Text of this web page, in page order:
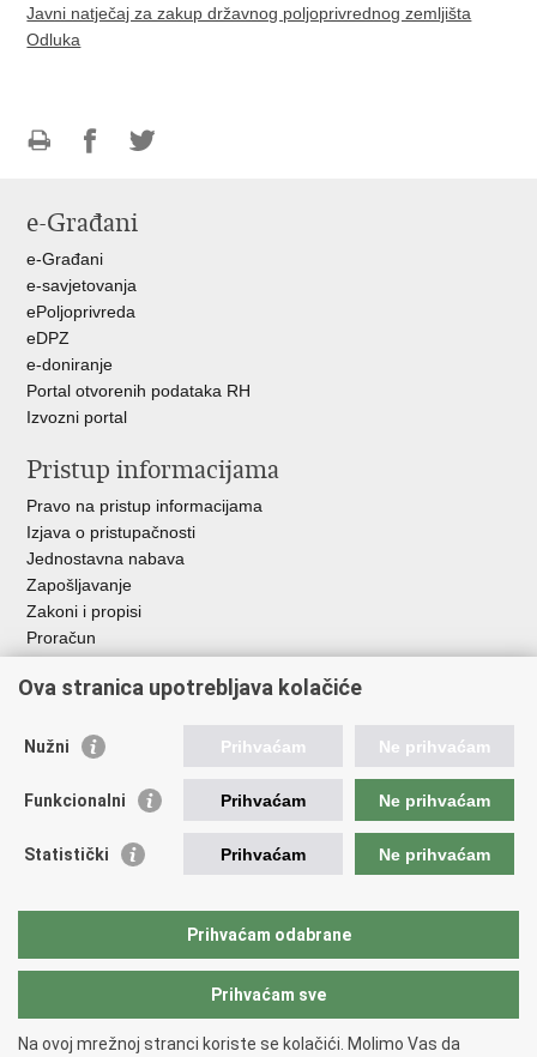
Javni natječaj za zakup državnog poljoprivrednog zemljišta
Odluka
FacebookuTwitteru
e-Građani
e-Građani
e-savjetovanja
ePoljoprivreda
eDPZ
e-doniranje
Portal otvorenih podataka RH
Izvozni portal
Pristup informacijama
Pravo na pristup informacijama
Izjava o pristupačnosti
Jednostavna nabava
Zapošljavanje
Zakoni i propisi
Proračun
RH
Važne poveznice
Hrvatska agencija za poljoprivredu i hranu
Agencija za plaćanja u poljoprivredi, ribarstvu i ruralnom
razvoju
Hrvatske šume
Pučka pravobraniteljica
Ova stranica upotrebljava kolačiće
Nužni Prihvaćam Ne prihvaćam
Funkcionalni Prihvaćam Ne prihvaćam
Statistički Prihvaćam Ne prihvaćam
Prihvaćam odabrane
Prihvaćam sve
Na ovoj mrežnoj stranci koriste se kolačići. Molimo Vas da